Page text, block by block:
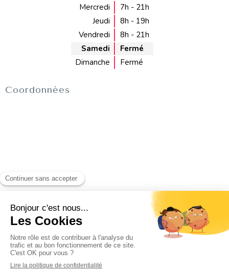
Mercredi
7h - 21h
Jeudi
8h - 19h
Vendredi
8h - 21h
Samedi
Fermé
Dimanche
Fermé
Coordonnées
Recherche
Rechercher